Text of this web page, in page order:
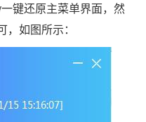
键还原主菜单界面，然
如图所示：